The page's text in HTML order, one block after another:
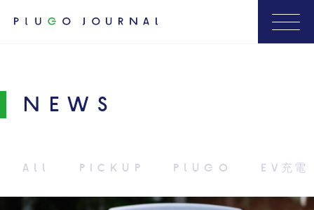
NEWS
ALL PICKUP PLUGO EV充電